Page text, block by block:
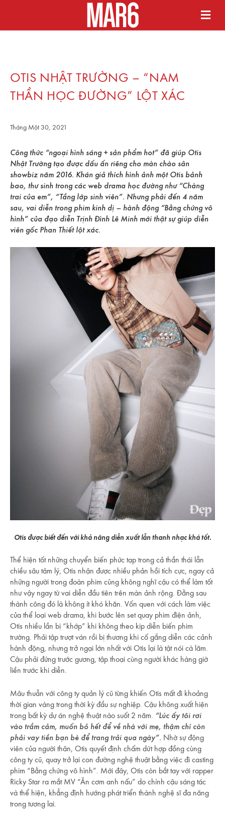
OTIS NHẬT TRƯỜNG – “NAM
THẦN HỌC ĐƯỜNG” LỘT XÁC
Tháng Một 30, 2021
Công thức “ngoại hình sáng + sản phẩm hot” đã giúp Otis
Nhật Trường tạo được dấu ấn riêng cho màn chào sân
showbiz năm 2016. Khán giả thích hình ảnh một Otis bảnh
bao, thư sinh trong các web drama học đường như “Chàng
trai của em”, “Tầng lớp sinh viên”. Nhưng phải đến 4 năm
sau, vai diễn trong phim kinh dị – hành động “Bằng chứng vô
hình” của đạo diễn Trịnh Đình Lê Minh mới thật sự giúp diễn
viên gốc Phan Thiết lột xác.
Otis được biết đến với khả năng diễn xuất lẫn thanh nhạc khá tốt.
Thể hiện tốt những chuyển biến phức tạp trong cả thần thái lẫn
chiều sâu tâm lý, Otis nhận được nhiều phản hồi tích cực, ngay cả
những người trong đoàn phim cũng không nghĩ cậu có thể làm tốt
như vậy ngay từ vai diễn đầu tiên trên màn ảnh rộng. Đằng sau
thành công đó là không ít khó khăn. Vốn quen với cách làm việc
của thể loại web drama, khi bước lên set quay phim điện ảnh,
Otis nhiều lần bị “khớp” khi không theo kịp diễn biến phim
trường. Phải tập trượt ván rồi bị thương khi cố gắng diễn các cảnh
hành động, nhưng trở ngại lớn nhất với Otis lại là tật nói cà lăm.
Cậu phải đứng trước gương, tập thoại cùng người khác hàng giờ
liền trước khi diễn.
Mâu thuẫn với công ty quản lý cũ từng khiến Otis mất đi khoảng
thời gian vàng trong thời kỳ đầu sự nghiệp. Cậu không xuất hiện
trong bất kỳ dự án nghệ thuật nào suốt 2 năm. “Lúc ấy tôi rơi
vào trầm cảm, muốn bỏ hết để về nhà với mẹ, thậm chí còn
phải vay tiền bạn bè để trang trải qua ngày”. Nhờ sự động
viên của người thân, Otis quyết định chấm dứt hợp đồng cùng
công ty cũ, quay trở lại con đường nghệ thuật bằng việc đi casting
phim “Bằng chứng vô hình”. Mới đây, Otis còn bắt tay với rapper
Ricky Star ra mắt MV “Ăn cơm anh nấu” do chính cậu sáng tác
và thể hiện, khẳng định hướng phát triển thành nghệ sĩ đa năng
trong tương lai.